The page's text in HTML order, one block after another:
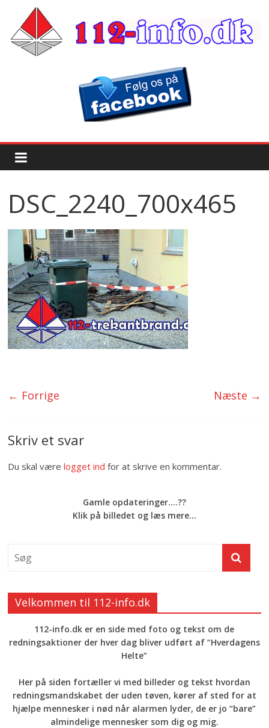
DSC_2240_700x465
← Forrige Næste →
Skriv et svar
Du skal værelogget ind for at skrive en kommentar.
Gamle opdateringer....??
Klik på billedet og læs mere...
Velkommen til 112-info.dk
112-info.dk er en side med foto og tekst om de
redningsaktioner der hver dag bliver udført af “Hverdagens
Helte”
Her på siden fortæller vi med billeder og tekst hvordan
redningsmandskabet der uden tøven, kører af sted for at
hjælpe mennesker i nød når alarmen lyder, de er jo “bare”
almindelige mennesker som dig og mig.